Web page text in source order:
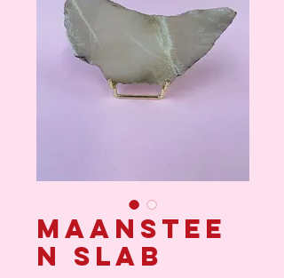
Maanstee
n slab